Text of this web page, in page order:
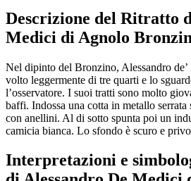
Descrizione del Ritratto
Medici di Agnolo
Nel dipinto del Bronzino, Alessandro
volto leggermente di tre quarti e lo
l’osservatore. I suoi tratti sono molto
baffi. Indossa una cotta in metallo
con anellini. Al di sotto spunta poi un
camicia bianca. Lo sfondo è scuro e
Interpretazioni e